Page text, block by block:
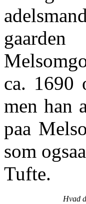
ca. 1690
men han
paa
som
Tufte.
Hvad